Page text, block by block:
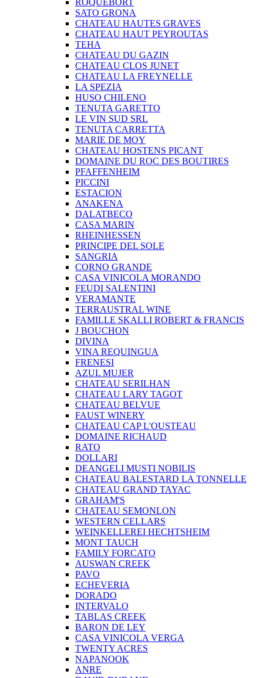
ROQUEBORT
SATO GRONA
CHATEAU HAUTES GRAVES
CHATEAU HAUT PEYROUTAS
TEHA
CHATEAU DU GAZIN
CHATEAU CLOS JUNET
CHATEAU LA FREYNELLE
LA SPEZIA
HUSO CHILENO
TENUTA GARETTO
LE VIN SUD SRL
TENUTA CARRETTA
MARIE DE MOY
CHATEAU HOSTENS PICANT
DOMAINE DU ROC DES BOUTIRES
PFAFFENHEIM
PICCINI
ESTACION
ANAKENA
DALATBECO
CASA MARIN
RHEINHESSEN
PRINCIPE DEL SOLE
SANGRIA
CORNO GRANDE
CASA VINICOLA MORANDO
FEUDI SALENTINI
VERAMANTE
TERRAUSTRAL WINE
FAMILLE SKALLI ROBERT & FRANCIS
J BOUCHON
DIVINA
VINA REQUINGUA
FRENESI
AZUL MUJER
CHATEAU SERILHAN
CHATEAU LARY TAGOT
CHATEAU BELVUE
FAUST WINERY
CHATEAU CAP L'OUSTEAU
DOMAINE RICHAUD
RATO
DOLLARI
DEANGELI MUSTI NOBILIS
CHATEAU BALESTARD LA TONNELLE
CHATEAU GRAND TAYAC
GRAHAM'S
CHATEAU SEMONLON
WESTERN CELLARS
WEINKELLEREI HECHTSHEIM
MONT TAUCH
FAMILY FORCATO
AUSWAN CREEK
PAVO
ECHEVERIA
DORADO
INTERVALO
TABLAS CREEK
BARON DE LEY
CASA VINICOLA VERGA
TWENTY ACRES
NAPANOOK
ANRE